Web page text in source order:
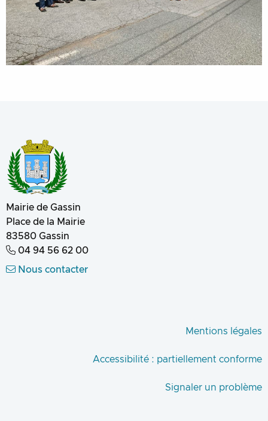
Mairie de Gassin
Place de la Mairie
83580 Gassin
04 94 56 62 00
Nous contacter
Mentions légales
Accessibilité : partiellement conforme
Signaler un problème